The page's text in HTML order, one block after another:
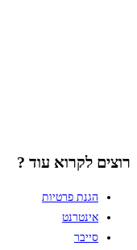
רוצים לקרוא עוד ?
הגנת פרטיות
אינטרנט
סייבר